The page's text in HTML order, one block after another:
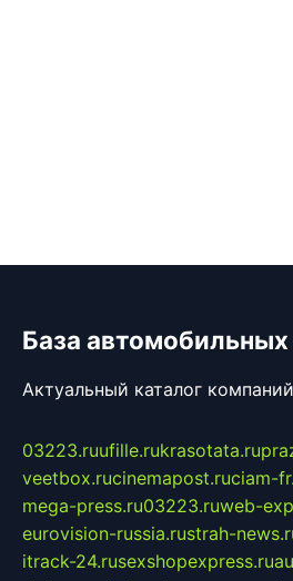
База
Актуальный каталог
03223.ruufille.rukrasotata.ru
veetbox.rucinemapost.ruciam-
mega-press.ru03223.ruweb-
eurovision-russia.rustrah-
itrack-24.rusexshopexpress.ru